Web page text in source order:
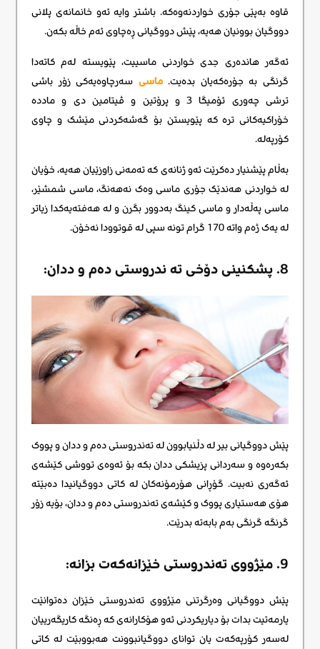
قاوە بەپێی جۆری خواردنەوەکە. باشتر وایە ئەو خانمانەی پلانی
دووگیان بوونیان هەیە، پێش دووگیانی ڕەچاوی ئەم خاڵە بکەن.
ئەگەر هاندەری جدی خواردنی ماسییت، پێویستە لەم کاتەدا
گرنگی بە جۆرەکەیان بدەیت.ماسی سەرچاوەیەکی زۆر باشی
ترشی چەوری ئۆمیگا 3 و پرۆتین و ڤیتامین دی و ماددە
خۆراکیەکانی ترە کە پێویستن بۆ گەشەکردنی مێشک و چاوی
کۆرپەلە.
بەڵام پێشنیار دەکرێت ئەو ژنانەی کە تەمەنی زاوزێیان هەیە، خۆیان
لە خواردنی هەندێک جۆری ماسی وەک نەهەنگ، ماسی شمشێر،
ماسی پەڵەدار و ماسی کینگ بەدوور بگرن و لە هەفتەیەکدا زیاتر
لە یەک ژەم واتە 170 گرام تونە سپی لە قوتوودا نەخۆن.
8. پشکنینی دۆخی ته ندروستی دەم و ددان:
پێش دووگیانی بیر لە دڵنیابوون لە تەندروستی دەم و ددان و پووک
بکەرەوە و سەردانی پزیشکی ددان بکە بۆ ئەوەی تووشی کێشەی
ئەگەری نەبیت. گۆڕانی هۆرمۆنەکان لە کاتی دووگیانیدا دەبێتە
هۆی هەستیاری پووک و کێشەی تەندروستی دەم و ددان، بۆیە زۆر
گرنگە گرنگی بەم بابەتە بدرێت.
9. مێژووی تەندروستی خێزانەکەت بزانە:
پێش دووگیانی وەرگرتنی مێژووی تەندروستی خێزان دەتوانێت
یارمەتیت بدات بۆ دیاریکردنی ئەو هۆکارانەی کە ڕەنگە کاریگەرییان
لەسەر کۆرپەکەت یان توانای دووگیانبوونت هەبووبێت لە کاتی